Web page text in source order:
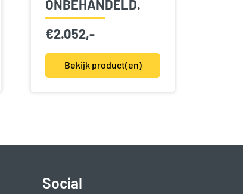
ONBEHANDELD.
€2.052,-
Bekijk product(en)
Social